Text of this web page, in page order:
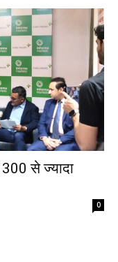
से ज्यादा
0